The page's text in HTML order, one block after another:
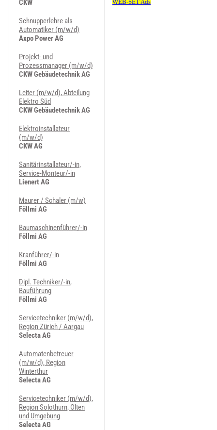
CKW
Schnupperlehre als
Automatiker (m/w/d)
Axpo Power AG
Projekt- und
Prozessmanager (m/w/d)
CKW Gebäudetechnik AG
Leiter (m/w/d), Abteilung
Elektro Süd
CKW Gebäudetechnik AG
Elektroinstallateur
(m/w/d)
CKW AG
Sanitärinstallateur/-in,
Service-Monteur/-in
Lienert AG
Maurer / Schaler (m/w)
Föllmi AG
Baumaschinenführer/-in
Föllmi AG
Kranführer/-in
Föllmi AG
Dipl. Techniker/-in,
Bauführung
Föllmi AG
Servicetechniker (m/w/d),
Region Zürich / Aargau
Selecta AG
Automatenbetreuer
(m/w/d), Region
Winterthur
Selecta AG
Servicetechniker (m/w/d),
Region Solothurn, Olten
und Umgebung
Selecta AG